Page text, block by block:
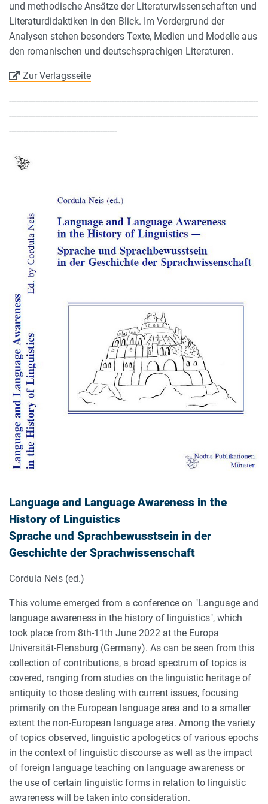
und methodische Ansätze der Literaturwissenschaften und
Literaturdidaktiken in den Blick. Im Vordergrund der
Analysen stehen besonders Texte, Medien und Modelle aus
den romanischen und deutschsprachigen Literaturen.
Zur Verlagsseite
--------------------------------------------------------------------------------------------------------
--------------------------------------------------------------------------------------------------------
---------------------------------------------
Language and Language Awareness in the
History of Linguistics
Sprache und Sprachbewusstsein in der
Geschichte der Sprachwissenschaft
Cordula Neis (ed.)
This volume emerged from a conference on "Language and
language awareness in the history of linguistics", which
took place from 8th-11th June 2022 at the Europa
Universität-Flensburg (Germany). As can be seen from this
collection of contributions, a broad spectrum of topics is
covered, ranging from studies on the linguistic heritage of
antiquity to those dealing with current issues, focusing
primarily on the European language area and to a smaller
extent the non-European language area. Among the variety
of topics observed, linguistic apologetics of various epochs
in the context of linguistic discourse as well as the impact
of foreign language teaching on language awareness or
the use of certain linguistic forms in relation to linguistic
awareness will be taken into consideration.